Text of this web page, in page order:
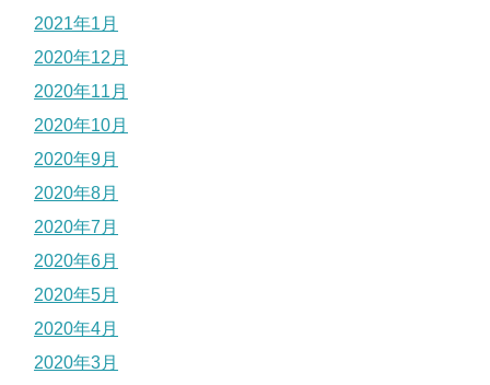
2021年1月
2020年12月
2020年11月
2020年10月
2020年9月
2020年8月
2020年7月
2020年6月
2020年5月
2020年4月
2020年3月